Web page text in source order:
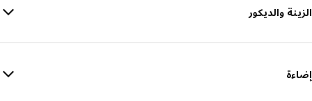
الزينة والديكور
إضاءة